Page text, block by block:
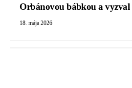
Orbánovou bábkou a vyzval
18. mája 2026